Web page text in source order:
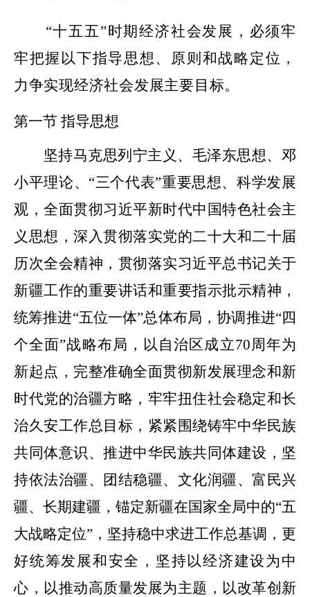
“十五五”时期经济社会发展，必须牢
牢把握以下指导思想、原则和战略定位，
力争实现经济社会发展主要目标。
第一节 指导思想
坚持马克思列宁主义、毛泽东思想、邓
小平理论、 “三个代表”重要思想、科学发展
观，全面贯彻习近平新时代中国特色社会主
义思想，深入贯彻落实党的二十大和二十届
历次全会精神，贯彻落实习近平总书记关于
新疆工作的重要讲话和重要指示批示精神，
统筹推进“五位一体”总体布局，协调推进“四
个全面”战略布局，以自治区成立70周年为
新起点，完整准确全面贯彻新发展理念和新
时代党的治疆方略，牢牢扭住社会稳定和长
治久安工作总目标，紧紧围绕铸牢中华民族
共同体意识、推进中华民族共同体建设，坚
持依法治疆、团结稳疆、文化润疆、富民兴
疆、长期建疆，锚定新疆在国家全局中的“五
大战略定位”，坚持稳中求进工作总基调，更
好统筹发展和安全，坚持以经济建设为中
心，以推动高质量发展为主题，以改革创新